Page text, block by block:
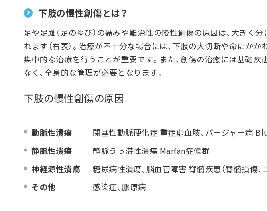
下肢の慢性創傷とは？
足や足趾（足のゆび）の痛みや難治性の慢性創傷の原因は、大きく
れます（右表）。治療が不十分な場合には、下肢の大切断や命にか
集中的な治療を行うことが重要です。また、創傷の治癒には基礎
なく、全身的な管理が必要となります。
下肢の慢性創傷の原因
動脈性潰瘍
閉塞性動脈硬化症 重症虚血肢、バージャー病
静脈性潰瘍
静脈うっ滞性潰瘍 Marfan症候群
神経源性潰瘍
糖尿病性潰瘍、脳血管障害 脊髄疾患（脊髄損傷、
その他
感染症、膠原病